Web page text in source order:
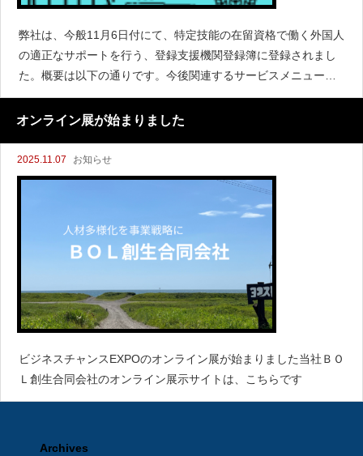
弊社は、今般11月6日付にて、特定技能の在留資格で働く外国人
の適正なサポートを行う、登録支援機関登録簿に登録されまし
た。概要は以下の通りです。今後関連するサービスメニューに
ついて、このホームページ等でお知らせします。■資格許認可概
要・許可申請：法務省管轄 登録支援機関・登録番号：25登-01
オンライン展が始まりました
2025.11.07 お知らせ
ビジネスチャンスEXPOのオンライン展が始まりました当社ＢＯ
Ｌ創生合同会社のオンライン展示サイトは、こちらです
Archives